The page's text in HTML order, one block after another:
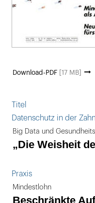
Download-PDF [17 MB]
Titel
Datenschutz in der
Big Data und
„Die Weisheit
Praxis
Mindestlohn
Beschränkte